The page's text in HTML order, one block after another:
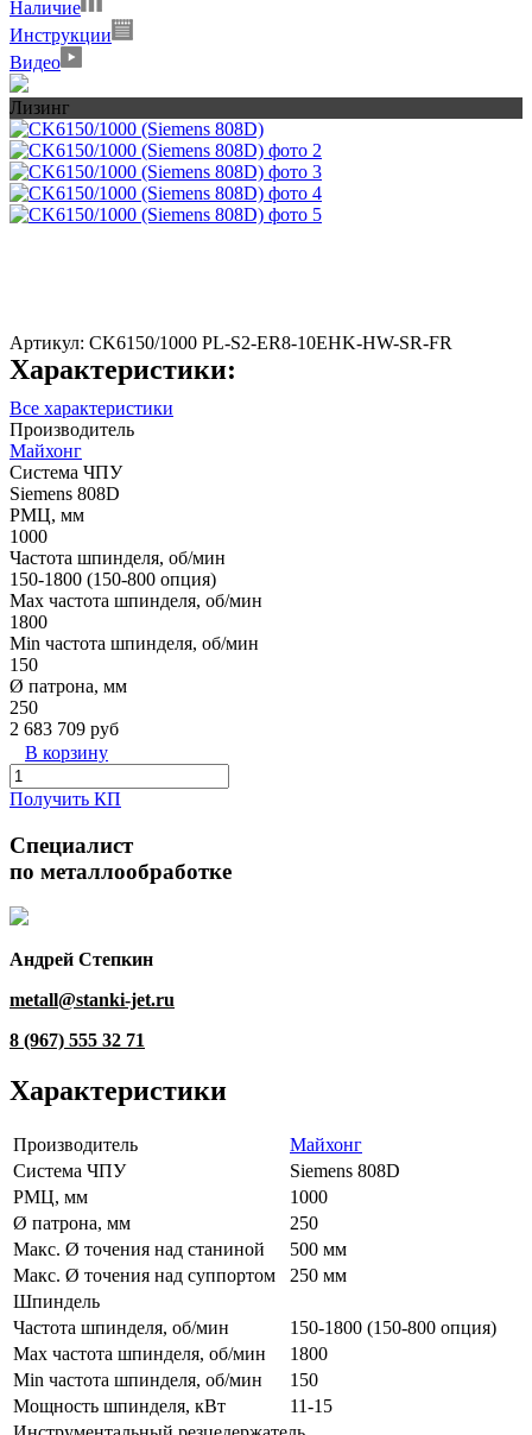
Наличие
Инструкции
Видео
Лизинг
Артикул: CK6150/1000 PL-S2-ER8-10EHK-HW-SR-FR
Характеристики:
Все характеристики
Производитель
Майхонг
Система ЧПУ
Siemens 808D
РМЦ, мм
1000
Частота шпинделя, об/мин
150-1800 (150-800 опция)
Max частота шпинделя, об/мин
1800
Min частота шпинделя, об/мин
150
Ø патрона, мм
250
2 683 709 руб
В корзину
Получить КП
Специалист
по металлообработке
Андрей Степкин
metall@stanki-jet.ru
8 (967) 555 32 71
Характеристики
Производитель
Майхонг
Система ЧПУ
Siemens 808D
РМЦ, мм
1000
Ø патрона, мм
250
Макс. Ø точения над станиной
500 мм
Макс. Ø точения над суппортом
250 мм
Шпиндель
Частота шпинделя, об/мин
150-1800 (150-800 опция)
Max частота шпинделя, об/мин
1800
Min частота шпинделя, об/мин
150
Мощность шпинделя, кВт
11-15